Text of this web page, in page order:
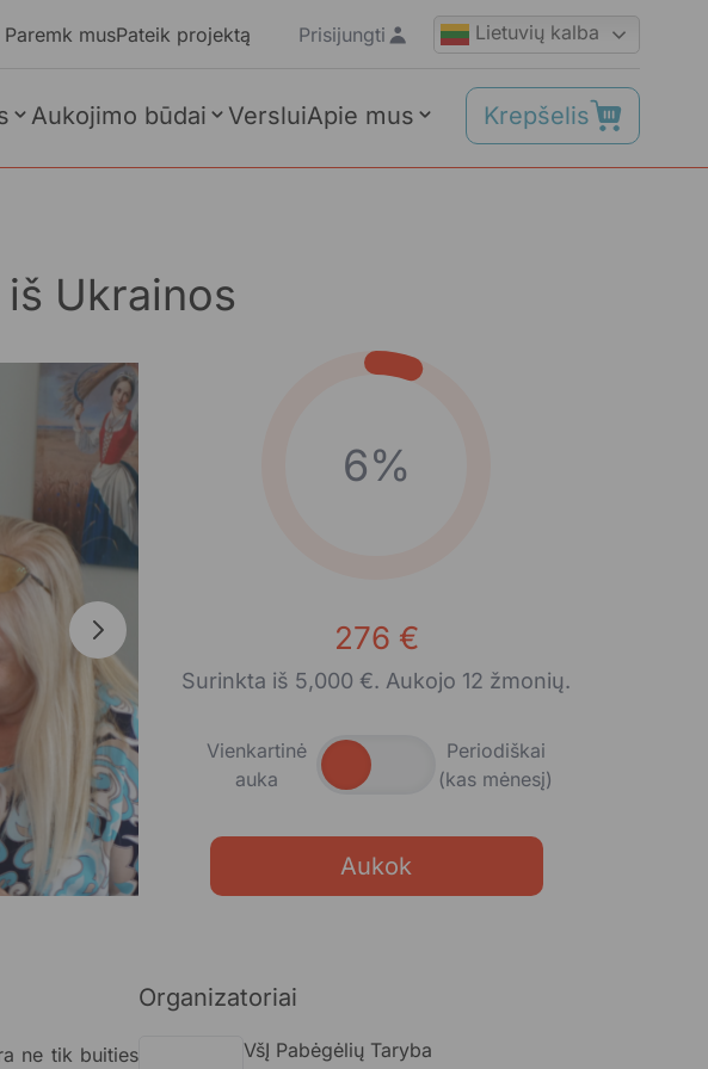
Paremk musPateik projektą Prisijungti Lietuvių kalba
Aukojimo būdai VersluiApie mus Krepšelis
Ukrainos
6%
276 €
Surinkta iš 5,000 €. Aukojo 12 žmonių.
Vienkartinė
auka
Periodiškai
(kas mėnesį)
Aukok
ne tik buities
Organizatoriai
VšĮ Pabėgėlių Taryba